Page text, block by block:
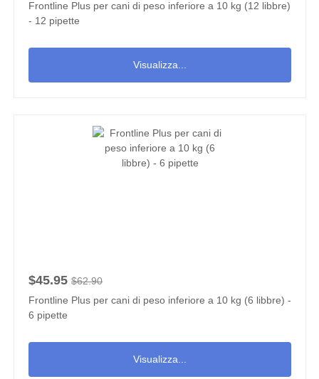
Frontline Plus per cani di peso inferiore a 10 kg (12 libbre)
- 12 pipette
Visualizza...
$45.95 $62.90
Frontline Plus per cani di peso inferiore a 10 kg (6 libbre) -
6 pipette
Visualizza...